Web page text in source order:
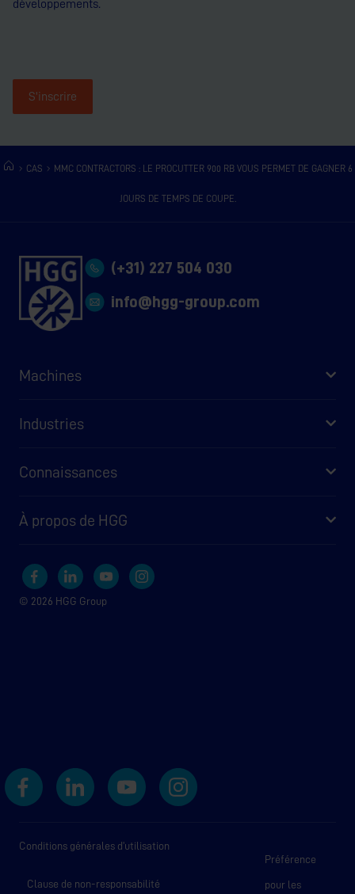
développements.
S'inscrire
CAS MMC CONTRACTORS : LE PROCUTTER 900 RB VOUS PERMET DE GAGNER 6
JOURS DE TEMPS DE COUPE.
(+31) 227 504 030
info@hgg-group.com
Machines
Industries
Connaissances
À propos de HGG
© 2026 HGG Group
Conditions générales d’utilisation
Clause de non-responsabilité
Préférence
pour les